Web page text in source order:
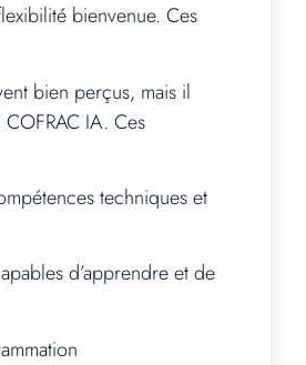
bienvenue. Ces
bien perçus, mais il
IA. Ces
techniques et
d’apprendre et de